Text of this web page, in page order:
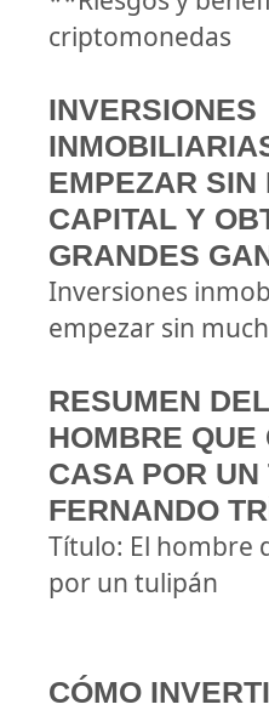
criptomonedas
INVERSIONES
EMPEZAR SIN
CAPITAL Y
GRANDES
Inversiones
empezar sin
RESUMEN
HOMBRE QUE
CASA POR
FERNANDO
Título: El hombre
por un tulipán
CÓMO